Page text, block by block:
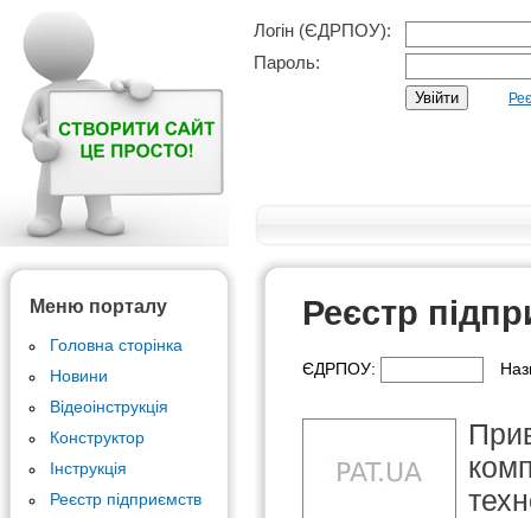
Логін (ЄДРПОУ):
Пароль:
Меню порталу
Головна сторінка
Новини
Відеоінструкція
Конструктор
Інструкція
Реєстр підприємств
Реєстр
ЄДРПОУ: